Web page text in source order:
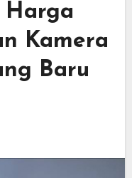
Harga
Kamera
Baru